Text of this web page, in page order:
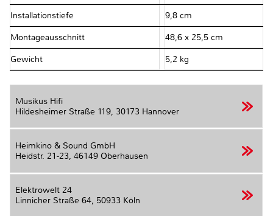
Installationstiefe 9,8 cm
Montageausschnitt 48,6 x 25,5 cm
Gewicht 5,2 kg
Musikus Hifi
Hildesheimer Straße 119, 30173 Hannover
Heimkino & Sound GmbH
Heidstr. 21-23, 46149 Oberhausen
Elektrowelt 24
Linnicher Straße 64, 50933 Köln